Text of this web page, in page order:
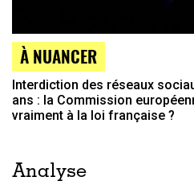
À NUANCER
Interdiction des réseaux
ans : la Commission
vraiment à la loi française ?
Analyse